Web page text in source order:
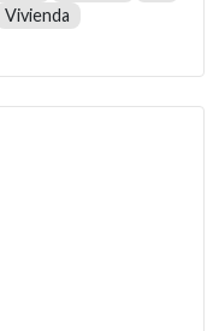
Vivienda